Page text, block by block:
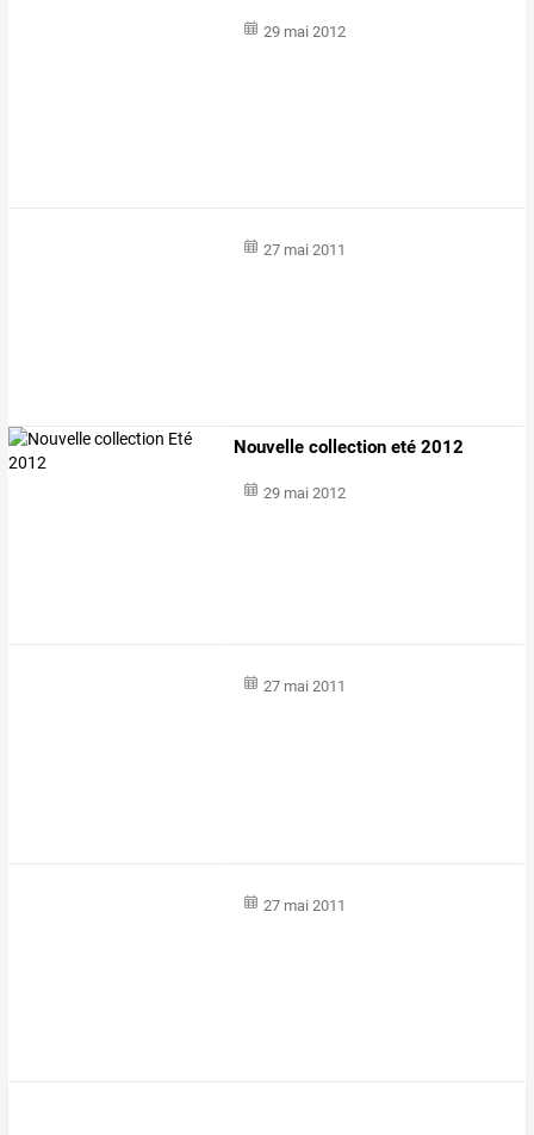
29 mai 2012
27 mai 2011
Nouvelle collection eté 2012
29 mai 2012
27 mai 2011
27 mai 2011